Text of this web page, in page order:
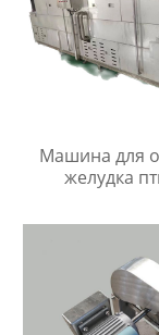
Машина для
желудка